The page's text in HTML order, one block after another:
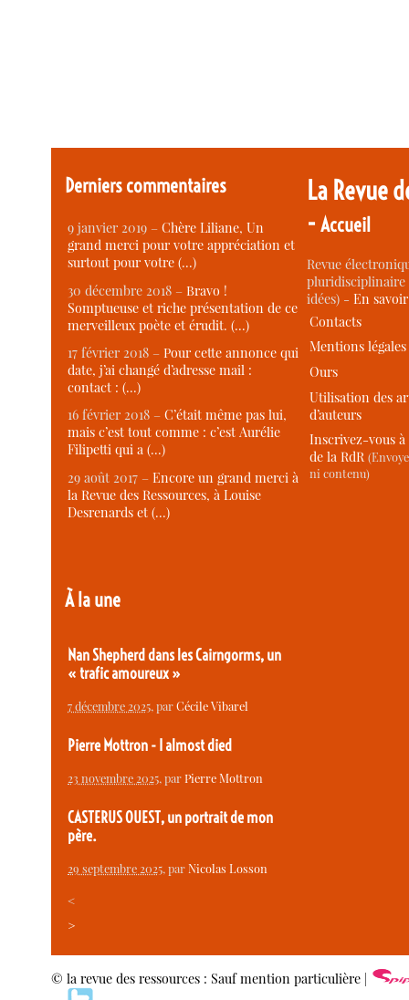
Derniers commentaires
9 janvier 2019 –Chère Liliane, Un
grand merci pour votre appréciation et
surtout pour votre (…)
30 décembre 2018 –Bravo !
Somptueuse et riche présentation de ce
merveilleux poète et érudit. (…)
17 février 2018 –Pour cette annonce qui
date, j’ai changé d’adresse mail :
contact : (…)
16 février 2018 –C’était même pas lui,
mais c’est tout comme : c’est Aurélie
Filipetti qui a (…)
29 août 2017 –Encore un grand merci à
la Revue des Ressources, à Louise
Desrenards et (…)
À la une
Nan Shepherd dans les Cairngorms, un
« trafic amoureux »
7 décembre 2025, parCécile Vibarel
Pierre Mottron - I almost died
23 novembre 2025, parPierre Mottron
CASTERUS OUEST, un portrait de mon
père.
29 septembre 2025, parNicolas Losson
<
>
La Revue
-Accueil
Revue
idées) -En
Contacts
Mentions légales
Ours
Utilisation des
d’auteurs
Inscrivez-vous
de la RdR
ni contenu)
© la revue des ressources : Sauf mention particulière |